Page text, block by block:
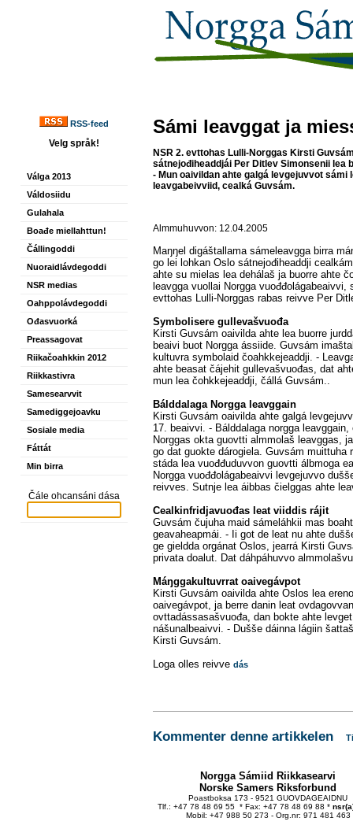
RSS-feed
Velg språk!
Válga 2013
Váldosiidu
Gulahala
Boađe miellahttun!
Čállingoddi
Nuoraidlávdegoddi
NSR medias
Oahppolávdegoddi
Ođasvuorká
Preassagovat
Riikačoahkkin 2012
Riikkastivra
Samesearvvit
Samediggejoavku
Sosiale media
Fáttát
Min birra
Čále ohcansáni dása
Sámi leavggat ja
NSR 2. evttohas Lulli-Norggas Kirsti
sátnejođiheaddjái Per Ditlev Simonsenii lea
- Mun oaivildan ahte galgá levgejuvvot sámi
leavgabeivviid, cealká Guvsám.
Almmuhuvvon: 12.04.2005
Maŋŋel digáštallama sámeleavgga birra
go lei lohkan Oslo sátnejođiheaddji
ahte su mielas lea dehálaš ja buorre ahte
leavgga vuollai Norgga vuođđolágabeaivvi,
evttohas Lulli-Norggas rabas reivve Per
Symbolisere gullevašvuođa
Kirsti Guvsám oaivilda ahte lea buorre
beaivi buot Norgga ássiide. Guvsám
kultuvra symbolaid čoahkkejeaddji. -
ahte beasat čájehit gullevašvuođas, dat
mun lea čohkkejeaddji, čállá Guvsám..
Bálddalaga Norgga leavggain
Kirsti Guvsám oaivilda ahte galgá
17. beaivvi. - Bálddalaga norgga
Norggas okta guovtti almmolaš leavggas,
go dat guokte dárogiela. Guvsám
stáda lea vuođđuduvvon guovtti álbmoga
Norgga vuođđolágabeaivvi levgejuvvo
reivves. Sutnje lea áibbas čielggas ahte
Cealkinfridjavuođas leat viiddis rájit
Guvsám čujuha maid sámeláhkii mas
geavaheapmái. - Ii got de leat nu ahte
ge gieldda orgánat Oslos, jearrá Kirsti
privata doalut. Dat dáhpáhuvvo
Máŋggakultuvrrat oaivegávpot
Kirsti Guvsám oaivilda ahte Oslos lea
oaivegávpot, ja berre danin leat
ovttadássasašvuođa, dan bokte ahte
nášunalbeaivvi. - Dušše dáinna lágiin
Kirsti Guvsám.
Loga olles reivve dás
Kommenter denne artikkelen
Norgga Sámiid Riikkasearvi
Norske Samers Riksforbund
Poastboksa 173 - 9521 GUOVDAGEAIDNU
Tlf.: +47 78 48 69 55 * Fax: +47 78 48 69 88 *
Mobil: +47 988 50 273 - Org.nr: 971 481 463